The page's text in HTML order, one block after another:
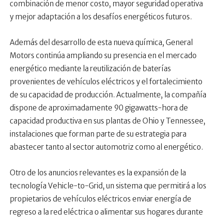
combinación de menor costo, mayor seguridad operativa
y mejor adaptación a los desafíos energéticos futuros.
Además del desarrollo de esta nueva química, General
Motors continúa ampliando su presencia en el mercado
energético mediante la reutilización de baterías
provenientes de vehículos eléctricos y el fortalecimiento
de su capacidad de producción. Actualmente, la compañía
dispone de aproximadamente 90 gigawatts-hora de
capacidad productiva en sus plantas de Ohio y Tennessee,
instalaciones que forman parte de su estrategia para
abastecer tanto al sector automotriz como al energético.
Otro de los anuncios relevantes es la expansión de la
tecnología Vehicle-to-Grid, un sistema que permitirá a los
propietarios de vehículos eléctricos enviar energía de
regreso a la red eléctrica o alimentar sus hogares durante